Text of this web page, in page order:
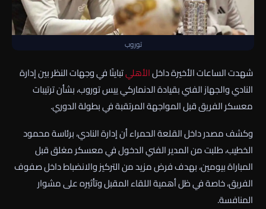
توروب
شهدت الساعات الأخيرة داخلالأهليتباينًا في وجهات النظر بين إدارة
النادي والجهاز الفني بقيادة الدنماركي ييس توروب، بشأن ترتيبات
معسكر الفريق قبل المواجهة المرتقبة في بطولة الدوري.
وكشف مصدر داخل القلعة الحمراء أن إدارة النادي، برئاسة محمود
الخطيب، طلبت من المدير الفني الدخول في معسكر مغلق قبل
المباراة بيومين، بهدف فرض مزيد من التركيز والانضباط داخل صفوف
الفريق، خاصة في ظل أهمية اللقاء المقبل وتأثيره على مشوار
المنافسة.